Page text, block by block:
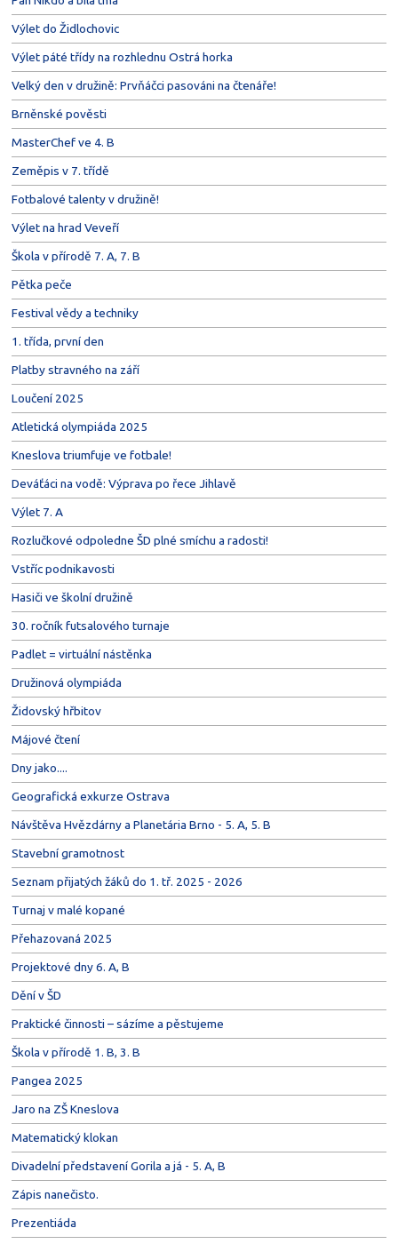
Výlet do Židlochovic
Výlet páté třídy na rozhlednu Ostrá horka
Velký den v družině: Prvňáčci pasováni na čtenáře!
Brněnské pověsti
MasterChef ve 4. B
Zeměpis v 7. třídě
Fotbalové talenty v družině!
Výlet na hrad Veveří
Škola v přírodě 7. A, 7. B
Pětka peče
Festival vědy a techniky
1. třída, první den
Platby stravného na září
Loučení 2025
Atletická olympiáda 2025
Kneslova triumfuje ve fotbale!
Deváťáci na vodě: Výprava po řece Jihlavě
Výlet 7. A
Rozlučkové odpoledne ŠD plné smíchu a radosti!
Vstříc podnikavosti
Hasiči ve školní družině
30. ročník futsalového turnaje
Padlet = virtuální nástěnka
Družinová olympiáda
Židovský hřbitov
Májové čtení
Dny jako....
Geografická exkurze Ostrava
Návštěva Hvězdárny a Planetária Brno - 5. A, 5. B
Stavební gramotnost
Seznam přijatých žáků do 1. tř. 2025 - 2026
Turnaj v malé kopané
Přehazovaná 2025
Projektové dny 6. A, B
Dění v ŠD
Praktické činnosti – sázíme a pěstujeme
Škola v přírodě 1. B, 3. B
Pangea 2025
Jaro na ZŠ Kneslova
Matematický klokan
Divadelní představení Gorila a já - 5. A, B
Zápis nanečisto.
Prezentiáda